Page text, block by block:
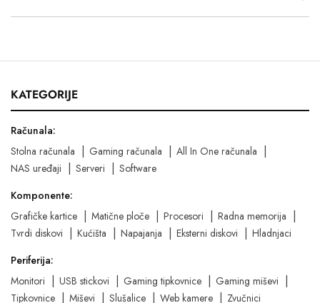
KATEGORIJE
Računala:
Stolna računala
Gaming računala
All In One računala
NAS uređaji
Serveri
Software
Komponente:
Grafičke kartice
Matične ploče Procesori
Radna memorija
Tvrdi diskovi
Kućišta Napajanja Eksterni diskovi
Hladnjaci
Periferija:
Monitori
USB stickovi Gaming tipkovnice
Gaming miševi
Tipkovnice
Miševi Slušalice Web kamere Zvučnici